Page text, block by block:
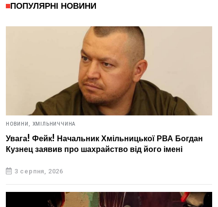
ПОПУЛЯРНІ НОВИНИ
НОВИНИ, ХМІЛЬНИЧЧИНА
Увага! Фейк! Начальник Хмільницької РВА Богдан
Кузнец заявив про шахрайство від його імені
3 серпня, 2026